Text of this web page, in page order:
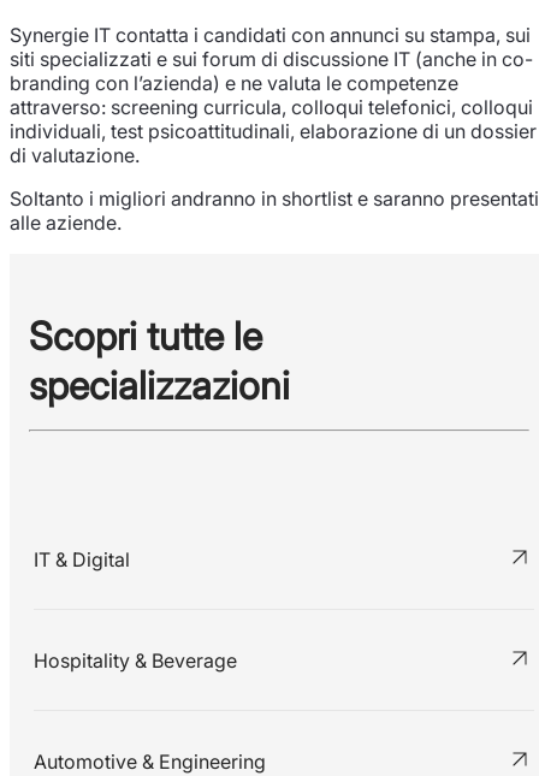
Synergie IT contatta i candidati con annunci su stampa, sui
siti specializzati e sui forum di discussione IT (anche in co-
branding con l’azienda) e ne valuta le competenze
attraverso: screening curricula, colloqui telefonici, colloqui
individuali, test psicoattitudinali, elaborazione di un dossier
di valutazione.
Soltanto i migliori andranno in shortlist e saranno presentati
alle aziende.
Scopri tutte le
specializzazioni
IT & Digital
Hospitality & Beverage
Automotive & Engineering